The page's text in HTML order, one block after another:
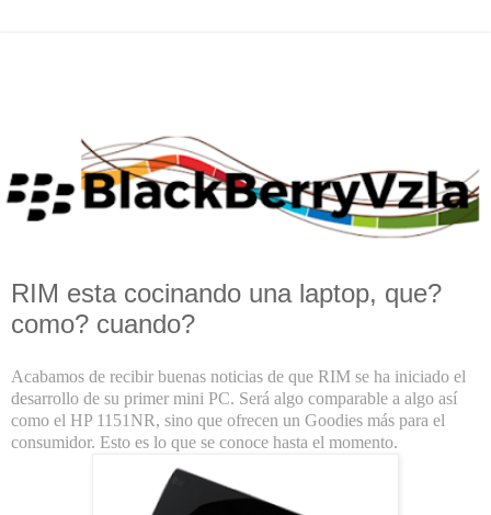
RIM esta cocinando una laptop, que?
como? cuando?
Acabamos de recibir buenas noticias de que RIM se ha iniciado el
desarrollo de su primer mini PC. Será algo comparable a algo así
como el HP 1151NR, sino que ofrecen un Goodies más para el
consumidor. Esto es lo que se conoce hasta el momento.